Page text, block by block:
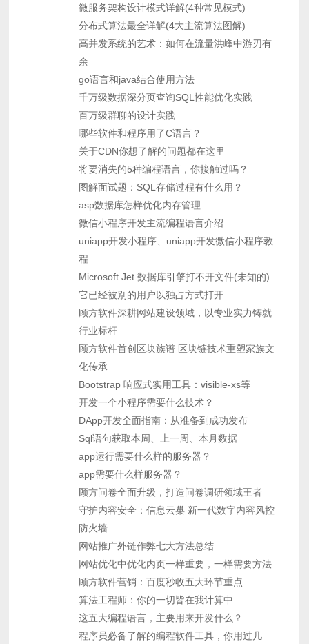
微服务架构设计模式详解(4种常见模式)
分布式算法最全详解(4大主流算法图解)
高并发系统的艺术：如何在流量洪峰中游刃有
余
go语言和java结合使用方法
千万级数据深分页查询SQL性能优化实践
百万级群聊的设计实践
哪些软件和程序用了C语言？
关于CDN你想了解的问题都在这里
将要消失的5种编程语言，你接触过吗？
图解面试题：SQL存储过程有什么用？
asp数据库怎样优化内存管理
微信小程序开发主流编程语言介绍
uniapp开发小程序、uniapp开发微信小程序教
程
Microsoft Jet 数据库引擎打不开文件(未知的)
它已经被别的用户以独占方式打开
顾方软件深耕网站建设领域，以专业实力铸就
行业标杆
顾方软件首创区块族谱 区块链技术重塑家族文
化传承
Bootstrap 响应式实用工具：visible-xs等
开发一个小程序需要什么技术？
DApp开发全面指南：从准备到成功发布
Sql语句获取本周、上一周、本月数据
app运行需要什么样的服务器？
app需要什么样服务器？
顾方问卷全面升级，打造问卷调研领域王者
守护内容安全：信息云巢 新一代数字内容风控
防火墙
网站推广外链作弊七大方法总结
网站优化中优化内页一样重要，一样需要方法
顾方软件营销：百度秒收五大环节重点
算法工程师：你的一切皆在我计算中
这五大编程语言，主要用来开发什么？
程序员必备了解的编程软件工具，你用过几